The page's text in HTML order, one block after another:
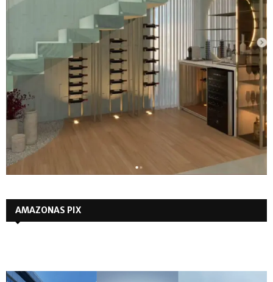
AMAZONAS PIX